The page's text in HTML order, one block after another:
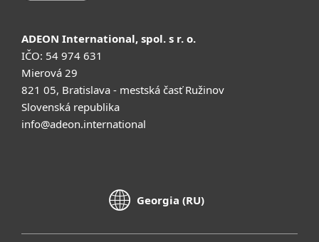
ADEON International, spol. s r. o.
IČO: 54 974 631
Mierová 29
821 05, Bratislava - mestská časť Ružinov
Slovenská republika
info@adeon.international
Georgia (RU)